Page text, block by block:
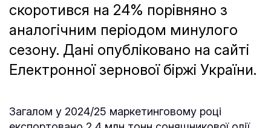
скоротився на 24% порівняно з
аналогічним періодом минулого
сезону. Дані опубліковано на сайті
Електронної зернової біржі України.
Загалом у 2024/25 маркетинговому році